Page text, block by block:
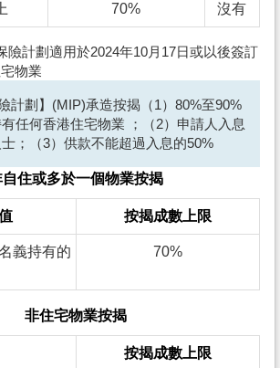
70% 沒有
險計劃適用於2024年10月17日或以後簽訂
物業
計劃】(MIP)承造按揭（1）80%至90%
任何香港住宅物業 ；（2）申請人入息
；（3）供款不能超過入息的50%
自住或多於一個物業按揭
按揭成數上限
義持有的
70%
非住宅物業按揭
按揭成數上限